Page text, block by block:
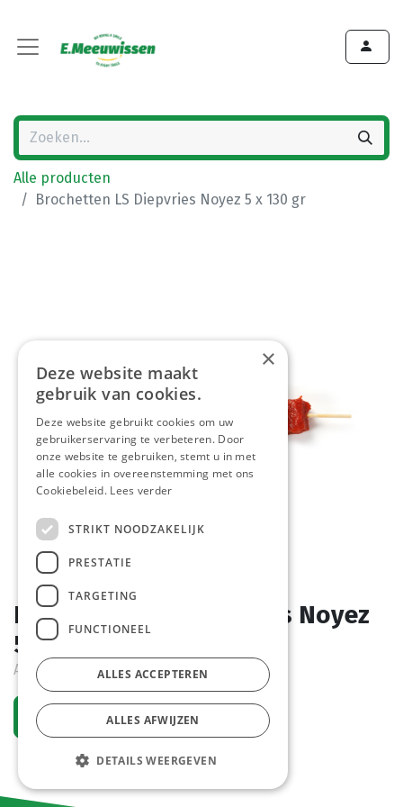
Alle producten
Brochetten LS Diepvries Noyez 5 x 130 gr
Brochetten LS Diepvries Noyez
5 x 130 gr
Actief
Vraag een account aan
×
Deze website maakt
gebruik van cookies.
Deze website gebruikt cookies om uw
gebruikerservaring te verbeteren. Door
onze website te gebruiken, stemt u in met
alle cookies in overeenstemming met ons
Cookiebeleid. Lees verder
STRIKT NOODZAKELIJK
PRESTATIE
TARGETING
FUNCTIONEEL
ALLES ACCEPTEREN
ALLES AFWIJZEN
DETAILS WEERGEVEN